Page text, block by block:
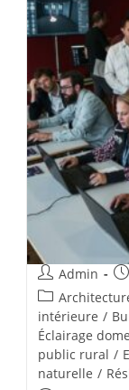
Admin
intérieure /
Éclairage
public rural /
naturelle /